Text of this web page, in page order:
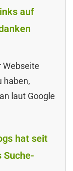
auf
Webseite
haben,
laut Google
hat seit
Suche-